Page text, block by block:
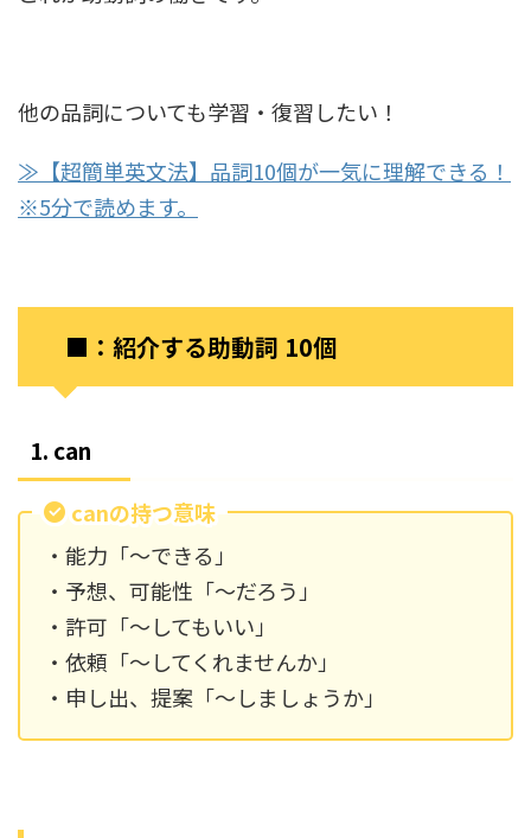
他の品詞についても学習・復習したい！
≫【超簡単英文法】品詞10個が一気に理解できる！
※5分で読めます。
■：紹介する助動詞 10個
1. can
canの持つ意味
・能力「～できる」
・予想、可能性「～だろう」
・許可「～してもいい」
・依頼「～してくれませんか」
・申し出、提案「～しましょうか」